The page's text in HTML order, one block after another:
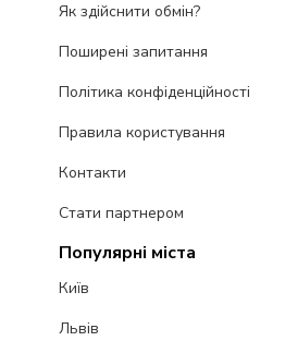
Як здійснити обмін?
Поширені запитання
Політика конфіденційності
Правила користування
Контакти
Стати партнером
Популярні міста
Київ
Львів